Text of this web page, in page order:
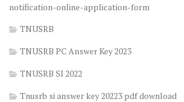
notification-online-application-form
TNUSRB
TNUSRB PC Answer Key 2023
TNUSRB SI 2022
Tnusrb si answer key 20223 pdf download